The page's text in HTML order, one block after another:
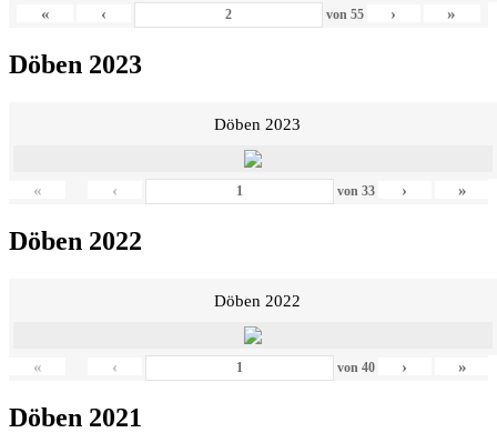
« ‹ von 55 › »
Döben 2023
Döben 2023
« ‹ von 33 › »
Döben 2022
Döben 2022
« ‹ von 40 › »
Döben 2021